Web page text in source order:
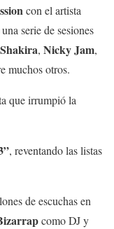
con el artista
serie de sesiones
Shakira, Nicky Jam,
muchos otros.
que irrumpió la
, reventando las listas
de escuchas en
como DJ y